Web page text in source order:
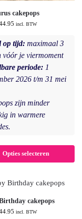
cakepops
incl. BTW
op tijd: maximaal 3
vóór je viermoment
periode: 1
2026 t/m 31 mei
zijn minder
in warmere
Opties selecteren
cakepops
incl. BTW